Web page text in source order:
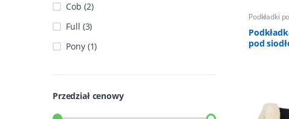
Cob (2)
Full (3)
Pony (1)
Przedział cenowy
Podkładki
pod